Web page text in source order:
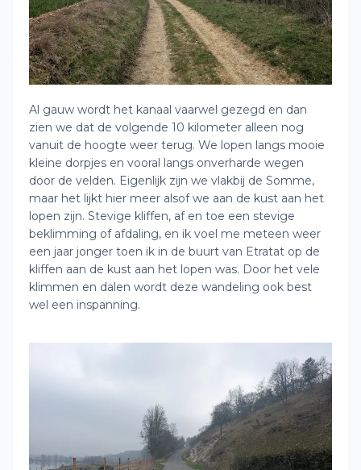
Al gauw wordt het kanaal vaarwel gezegd en dan
zien we dat de volgende 10 kilometer alleen nog
vanuit de hoogte weer terug. We lopen langs mooie
kleine dorpjes en vooral langs onverharde wegen
door de velden. Eigenlijk zijn we vlakbij de Somme,
maar het lijkt hier meer alsof we aan de kust aan het
lopen zijn. Stevige kliffen, af en toe een stevige
beklimming of afdaling, en ik voel me meteen weer
een jaar jonger toen ik in de buurt van Etratat op de
kliffen aan de kust aan het lopen was. Door het vele
klimmen en dalen wordt deze wandeling ook best
wel een inspanning.